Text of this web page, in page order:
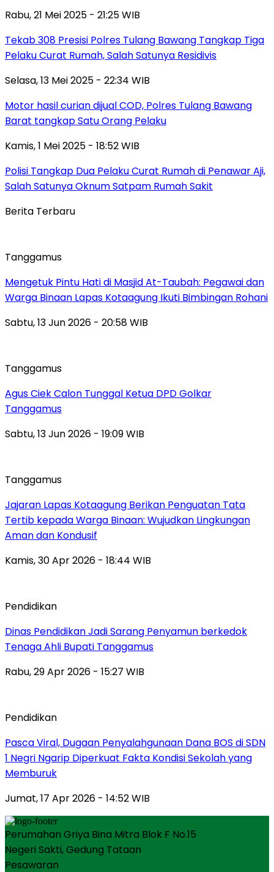
Rabu, 21 Mei 2025 - 21:25 WIB
Tekab 308 Presisi Polres Tulang Bawang Tangkap Tiga
Pelaku Curat Rumah, Salah Satunya Residivis
Selasa, 13 Mei 2025 - 22:34 WIB
Motor hasil curian dijual COD, Polres Tulang Bawang
Barat tangkap Satu Orang Pelaku
Kamis, 1 Mei 2025 - 18:52 WIB
Polisi Tangkap Dua Pelaku Curat Rumah di Penawar Aji,
Salah Satunya Oknum Satpam Rumah Sakit
Berita Terbaru
Tanggamus
Mengetuk Pintu Hati di Masjid At-Taubah: Pegawai dan
Warga Binaan Lapas Kotaagung Ikuti Bimbingan Rohani
Sabtu, 13 Jun 2026 - 20:58 WIB
Tanggamus
Agus Ciek Calon Tunggal Ketua DPD Golkar
Tanggamus
Sabtu, 13 Jun 2026 - 19:09 WIB
Tanggamus
Jajaran Lapas Kotaagung Berikan Penguatan Tata
Tertib kepada Warga Binaan: Wujudkan Lingkungan
Aman dan Kondusif
Kamis, 30 Apr 2026 - 18:44 WIB
Pendidikan
Dinas Pendidikan Jadi Sarang Penyamun berkedok
Tenaga Ahli Bupati Tanggamus
Rabu, 29 Apr 2026 - 15:27 WIB
Pendidikan
Pasca Viral, Dugaan Penyalahgunaan Dana BOS di SDN
1 Negri Ngarip Diperkuat Fakta Kondisi Sekolah yang
Memburuk
Jumat, 17 Apr 2026 - 14:52 WIB
Perumahan Griya Bina Mitra Blok F No.15
Negeri Sakti, Gedung Tataan
Pesawaran